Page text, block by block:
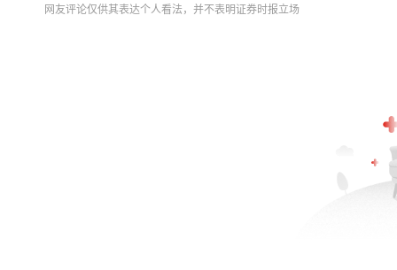
网友评论仅供其表达个人看法，并不表明证券时报立场